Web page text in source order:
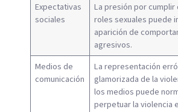
Expectativas
sociales
La presión por
roles sexuales puede
aparición de
agresivos.
Medios de
comunicación
La representación
glamorizada de la
los medios puede
perpetuar la violencia